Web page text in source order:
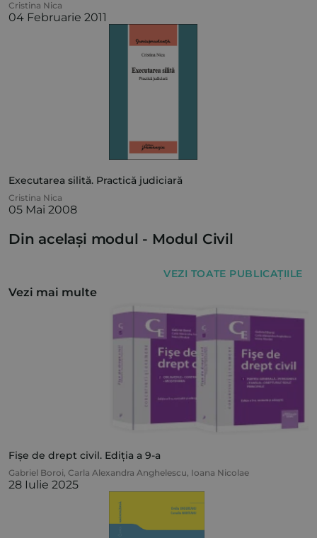
Cristina Nica
04 Februarie 2011
Executarea silită. Practică judiciară
Cristina Nica
05 Mai 2008
Din același modul - Modul Civil
VEZI TOATE PUBLICAȚIILE
Vezi mai multe
Fișe de drept civil. Ediția a 9-a
Gabriel Boroi, Carla Alexandra Anghelescu, Ioana Nicolae
28 Iulie 2025